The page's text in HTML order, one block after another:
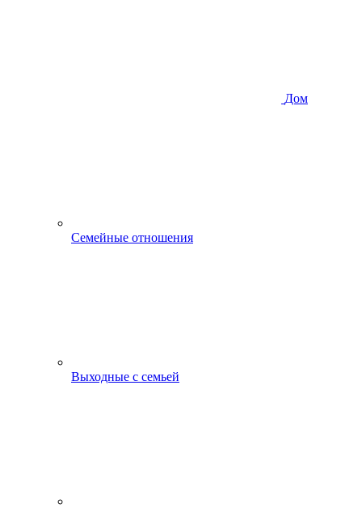
Дом
Семейные отношения
Выходные с семьей